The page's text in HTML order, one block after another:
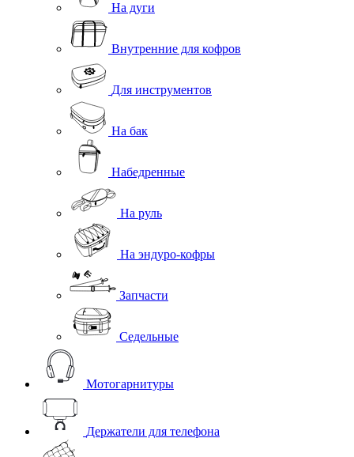
На дуги
Внутренние для кофров
Для инструментов
На бак
Набедренные
На руль
На эндуро-кофры
Запчасти
Седельные
Мотогарнитуры
Держатели для телефона